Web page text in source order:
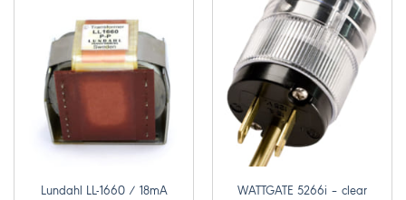
Lundahl LL-1660 / 18mA
WATTGATE 5266i – clear